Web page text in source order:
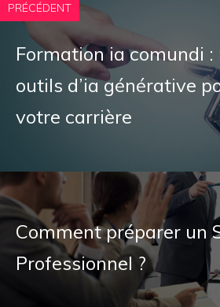
PRÉCÉDENT
Formation ia comundi
outils d’ia générative
votre carrière
Comment préparer un
Professionnel ?